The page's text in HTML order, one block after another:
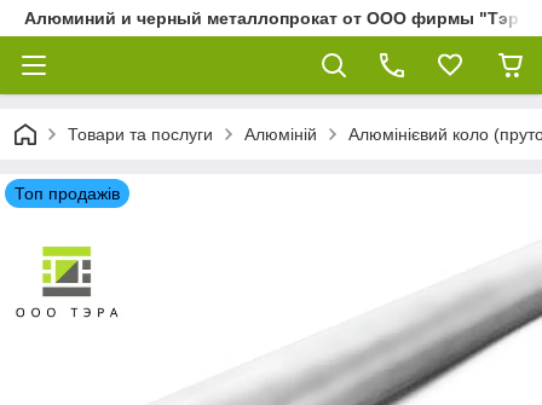
Алюминий и черный металлопрокат от ООО фирмы "Тэра"
Товари та послуги Алюміній Алюмінієвий коло
Топ продажів